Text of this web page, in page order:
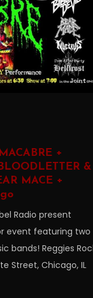
+
&
MACE +
Radio present
event featuring two
bands! Reggies
Street, Chicago, IL